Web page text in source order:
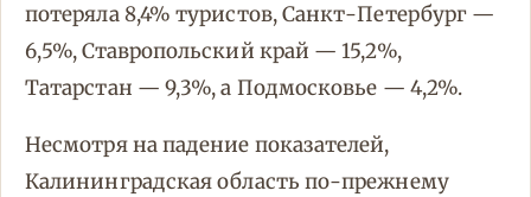
потеряла 8,4% туристов, Санкт-Петербург —
6,5%, Ставропольский край — 15,2%,
Татарстан — 9,3%, а Подмосковье — 4,2%.
Несмотря на падение показателей,
Калининградская область по-прежнему